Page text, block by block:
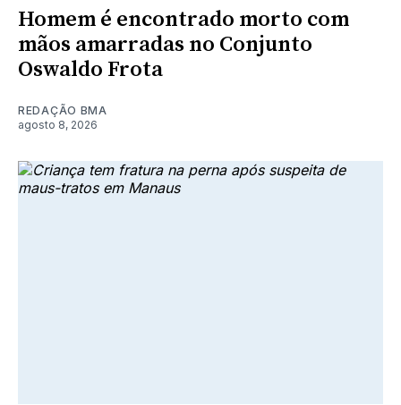
Homem é encontrado morto com
mãos amarradas no Conjunto
Oswaldo Frota
REDAÇÃO BMA
agosto 8, 2026